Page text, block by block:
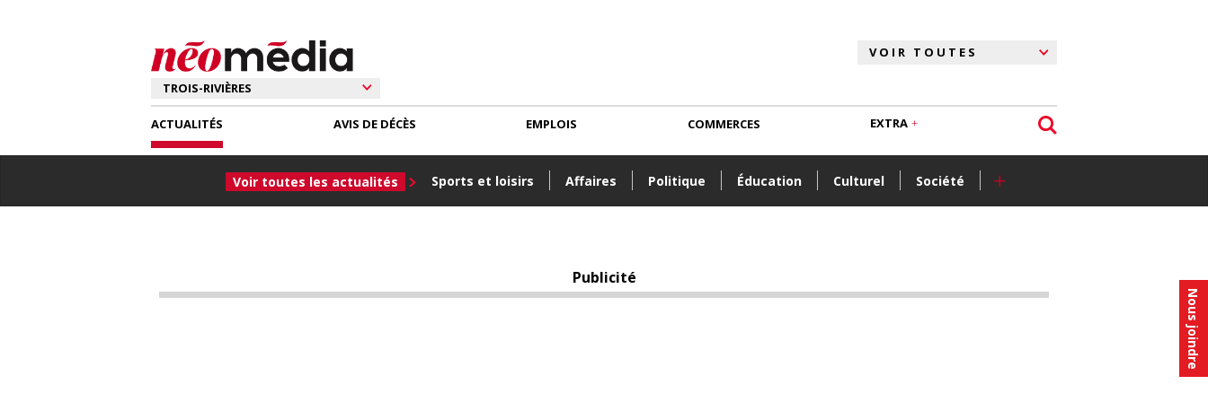
Nous joindre
ACTUALITÉS
Voir toutes les actualités Sports et loisirs Affaires Politique Éducation Culturel Société +
AVIS DE DÉCÈS EMPLOIS COMMERCES EXTRA
Publicité